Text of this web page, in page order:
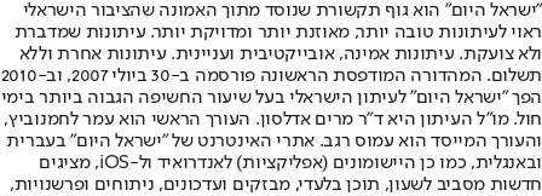
"ישראל היום" הוא גוף תקשורת שנוסד מתוך האמונה שהציבור הישראלי
ראוי לעיתונות טובה יותר, מאוזנת יותר ומדויקת יותר. עיתונות שמדברת
ולא צועקת. עיתונות אמינה, אובייקטיבית ועניינית. עיתונות אחרת וללא
תשלום. המהדורה המודפסת הראשונה פורסמה ב-30 ביולי 2007, וב-2010
הפך "ישראל היום" לעיתון הישראלי בעל שיעור החשיפה הגבוה ביותר בימי
חול. מו"ל העיתון היא ד"ר מרים אדלסון. העורך הראשי הוא עמר לחמנוביץ,
והעורך המייסד הוא עמוס רגב. אתרי האינטרנט של "ישראל היום" בעברית
ובאנגלית, כמו כן היישומונים (אפליקציות) לאנדרואיד ול-iOS, מציגים
חדשות מסביב לשעון, תוכן בלעדי, מבזקים ועדכונים, ניתוחים ופרשנויות,